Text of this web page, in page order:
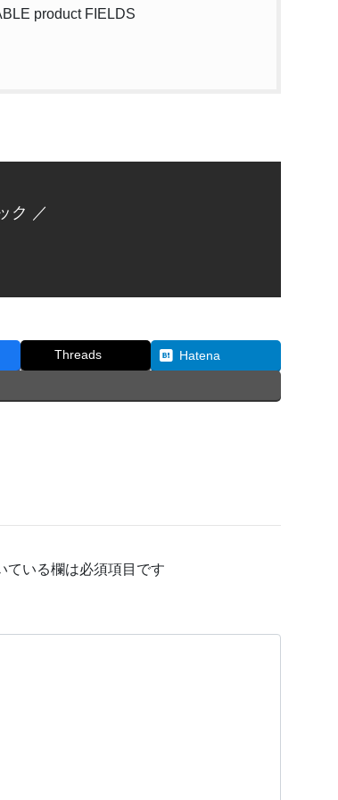
product FIELDS
ク ／
Threads Hatena
ている欄は必須項目です